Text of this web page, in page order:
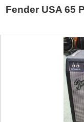
Fender USA 65